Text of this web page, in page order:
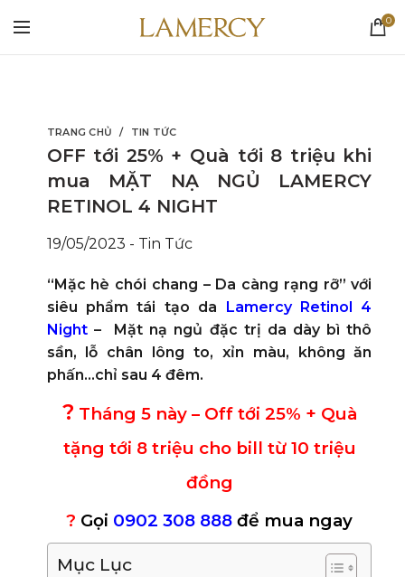
0
TRANG CHỦ TIN TỨC
OFF tới 25% + Quà tới 8 triệu khi
mua MẶT NẠ NGỦ LAMERCY
RETINOL 4 NIGHT
19/05/2023 - Tin Tức
“Mặc hè chói chang – Da càng rạng rỡ” với
siêu phẩm tái tạo da Lamercy Retinol 4
Night– Mặt nạ ngủ đặc trị da dày bì thô
sần, lỗ chân lông to, xỉn màu, không ăn
phấn…chỉ sau 4 đêm.
? Tháng 5 này – Off tới 25% + Quà
tặng tới 8 triệu cho bill từ 10 triệu
đồng
? Gọi 0902 308 888 để mua ngay
Mục Lục